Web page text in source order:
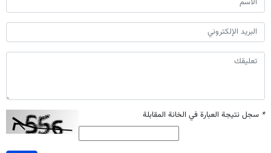
* سجل نتيجة العبارة في الخانة المقابلة